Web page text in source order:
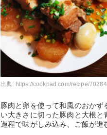
出典: https://cookpad.com/recipe/
豚肉と卵を使って和風のおか
い大きさに切った豚肉と大根
過程で味がしみ込み、ご飯が進